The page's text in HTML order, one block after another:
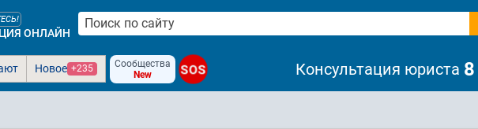
ОНЛАЙН
Новое +235
Сообщества
New
SOS Консультация юриста